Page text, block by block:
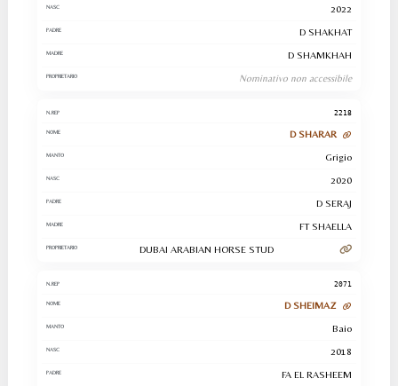
2022
D SHAKHAT
D SHAMKHAH
Nominativo non accessibile
2218
D SHARAR
Grigio
2020
D SERAJ
FT SHAELLA
DUBAI ARABIAN HORSE STUD
2071
D SHEIMAZ
Baio
2018
FA EL RASHEEM